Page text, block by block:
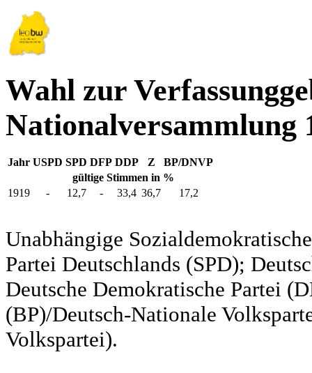
Wahl zur
Nationalversammlung
Jahr USPD SPD DFP DDP Z
BP/DNVP
gültige Stimmen in %
1919
- 12,7 - 33,4 36,7 17,2
Unabhängige
Partei Deutschlands (SPD);
Deutsche Demokratische Partei
(BP)/Deutsch-Nationale
Volkspartei).